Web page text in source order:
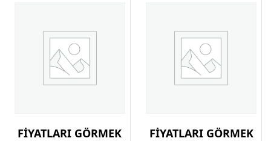
FİYATLARI GÖRMEK
FİYATLARI GÖRMEK